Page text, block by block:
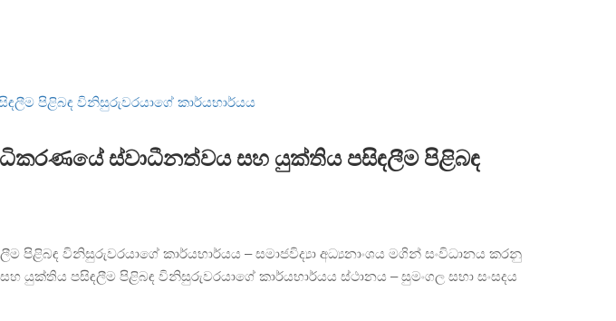
ස්වාධීනත්වය සහ යුක්තිය පසිඳලීම පිළිබඳ
විනිසුරුවරයාගේ කාර්යභාර්යය – සමාජවිද්‍යා අධ්‍යනාංශය මගින් සංවිධානය කරනු
පසිඳලීම පිළිබඳ විනිසුරුවරයාගේ කාර්යභාර්යය ස්ථානය – සුමංගල සභා සංසදය